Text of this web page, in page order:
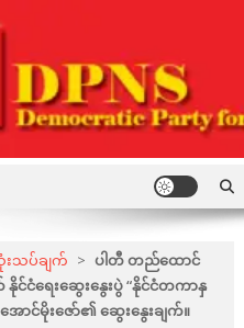
သပ်ချက် > ပါတီ တည်ထောင်
င်ငံရေးဆွေးနွေးပွဲ “နိုင်ငံတကာနှ
အောင်မိုးဇော်၏ ဆွေးနွေးချက်။